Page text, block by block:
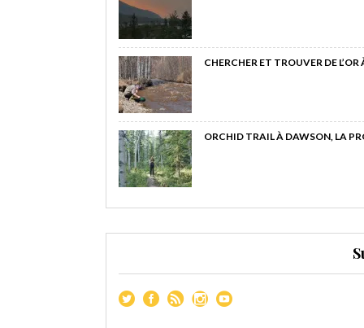
CHERCHER ET TROUVER DE
ORCHID TRAIL À DAWSON, LA